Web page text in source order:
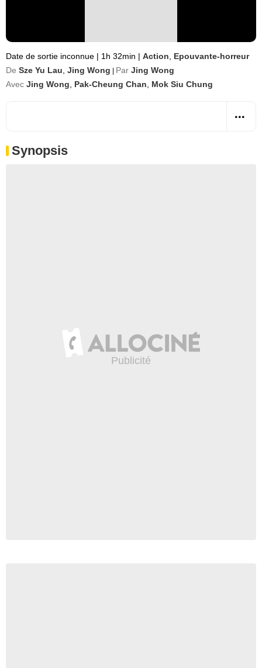
Date de sortie inconnue | 1h 32min | Action
Epouvante-horreur
De Sze Yu Lau Jing Wong Par Jing Wong
Avec Jing Wong Pak-Cheung Chan Mok Siu Chung
Synopsis